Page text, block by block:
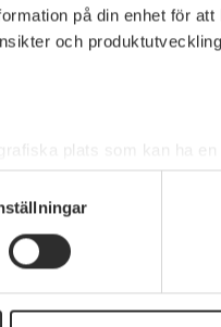
på din enhet för
och
skanna den för
behandlas och ställ
från cookie-förklaringen.
intygar du att du är 25 år
Vispa äggvitan hårt. Vänd…